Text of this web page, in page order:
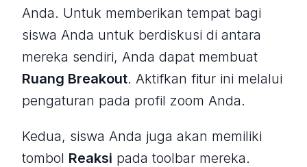
Anda. Untuk memberikan tempat bagi
siswa Anda untuk berdiskusi di antara
mereka sendiri, Anda dapat membuat
Ruang Breakout. Aktifkan fitur ini melalui
pengaturan pada profil zoom Anda.
Kedua, siswa Anda juga akan memiliki
tombol Reaksi pada toolbar mereka.